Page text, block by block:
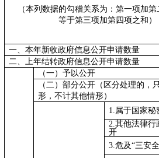
（本列数据的勾稽关系为：第一项加
等于第三项加第四项之和）
一、本年新收政府信息公开申请数量
二、上年结转政府信息公开申请数量
（一）予以公开
（二）部分公开（区分处理的，
形，不计其他情形）
1.属于国家秘
2.其他法律行
开
3.危及“三安